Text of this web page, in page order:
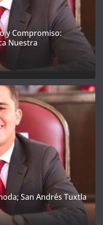
y Compromiso:
Nuestra
San Andrés Tuxtla